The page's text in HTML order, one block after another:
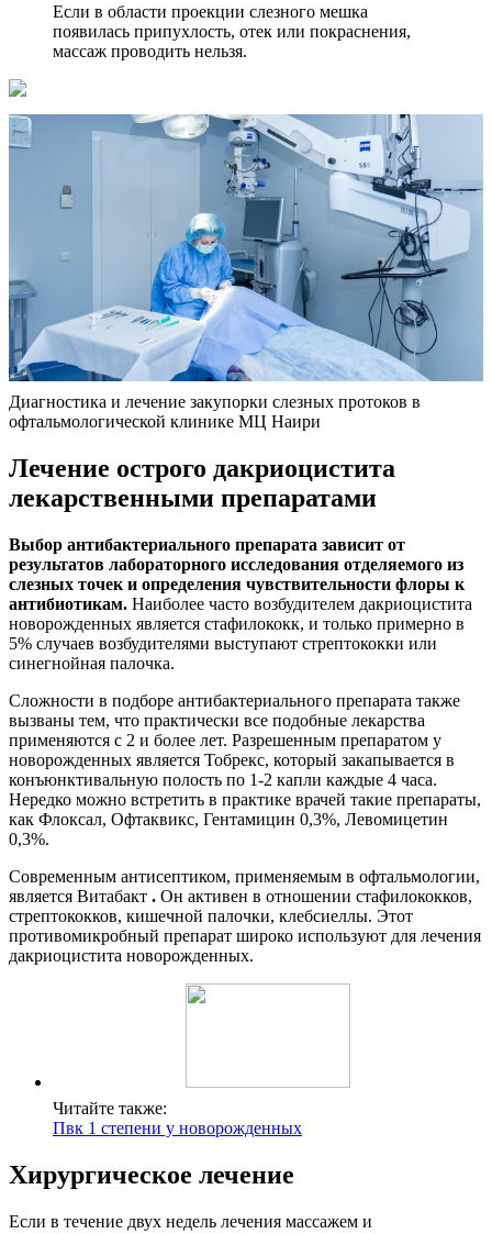
Если в области проекции слезного мешка
появилась припухлость, отек или покраснения,
массаж проводить нельзя.
Диагностика и лечение закупорки слезных протоков в
офтальмологической клинике МЦ Наири
Лечение острого дакриоцистита
лекарственными препаратами
Выбор антибактериального препарата зависит от
результатов лабораторного исследования отделяемого из
слезных точек и определения чувствительности флоры к
антибиотикам. Наиболее часто возбудителем дакриоцистита
новорожденных является стафилококк, и только примерно в
5% случаев возбудителями выступают стрептококки или
синегнойная палочка.
Сложности в подборе антибактериального препарата также
вызваны тем, что практически все подобные лекарства
применяются с 2 и более лет. Разрешенным препаратом у
новорожденных является Тобрекс, который закапывается в
конъюнктивальную полость по 1-2 капли каждые 4 часа.
Нередко можно встретить в практике врачей такие препараты,
как Флоксал, Офтаквикс, Гентамицин 0,3%, Левомицетин
0,3%.
Современным антисептиком, применяемым в офтальмологии,
является Витабакт . Он активен в отношении стафилококков,
стрептококков, кишечной палочки, клебсиеллы. Этот
противомикробный препарат широко используют для лечения
дакриоцистита новорожденных.
Читайте также:
Пвк 1 степени у новорожденных
Хирургическое лечение
Если в течение двух недель лечения массажем и